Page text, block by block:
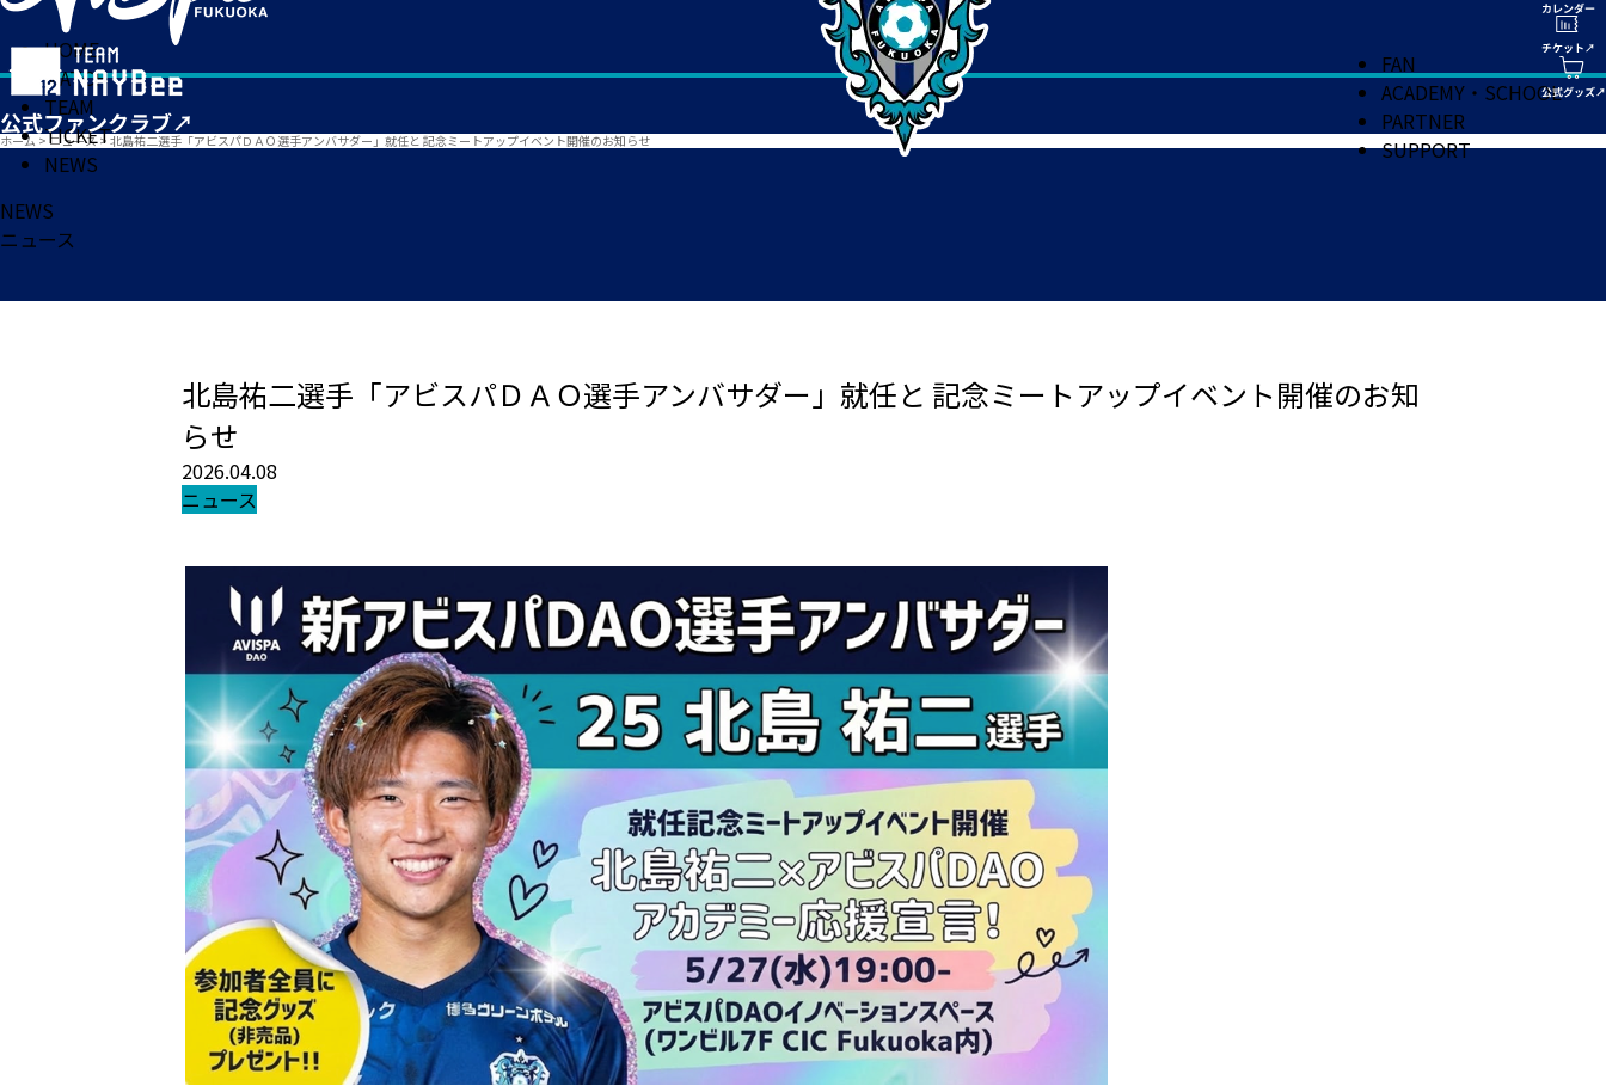
HOME
MATCH
TEAM
TICKET
NEWS
FAN
ACADEMY・SCHOOL
PARTNER
SUPPORT
ホーム > ニュース> 北島祐二選手「アビスパＤＡＯ選手アンバサダー」就任と 記念ミートアップイベント開催のお知らせ
NEWS
ニュース
北島祐二選手「アビスパＤＡＯ選手アンバサダー」就任と 記念ミートアップイベント開催のお知
らせ
2026.04.08
ニュース